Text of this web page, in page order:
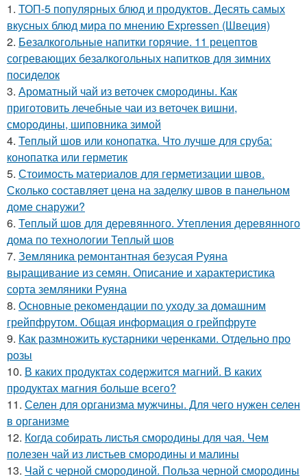
1. ТОП-5 популярных блюд и продуктов. Десять самых
вкусных блюд мира по мнению Expressen (Швеция)
2. Безалкогольные напитки горячие. 11 рецептов
согревающих безалкогольных напитков для зимних
посиделок
3. Ароматный чай из веточек смородины. Как
приготовить лечебные чаи из веточек вишни,
смородины, шиповника зимой
4. Теплый шов или конопатка. Что лучше для сруба:
конопатка или герметик
5. Стоимость материалов для герметизации швов.
Сколько составляет цена на заделку швов в панельном
доме снаружи?
6. Теплый шов для деревянного. Утепления деревянного
дома по технологии Теплый шов
7. Земляника ремонтантная безусая Руяна
выращивание из семян. Описание и характеристика
сорта земляники Руяна
8. Основные рекомендации по уходу за домашним
грейпфрутом. Общая информация о грейпфруте
9. Как размножить кустарники черенками. Отдельно про
розы
10. В каких продуктах содержится магний. В каких
продуктах магния больше всего?
11. Селен для организма мужчины. Для чего нужен селен
в организме
12. Когда собирать листья смородины для чая. Чем
полезен чай из листьев смородины и малины
13. Чай с черной смородиной. Польза черной смородины